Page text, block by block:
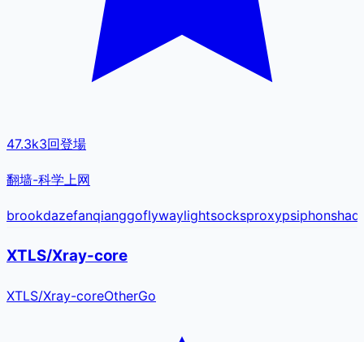
47.3k3回登場
翻墙-科学上网
brookdazefanqianggoflywaylightsocksproxypsiphon
XTLS/Xray-core
XTLS/Xray-coreOtherGo